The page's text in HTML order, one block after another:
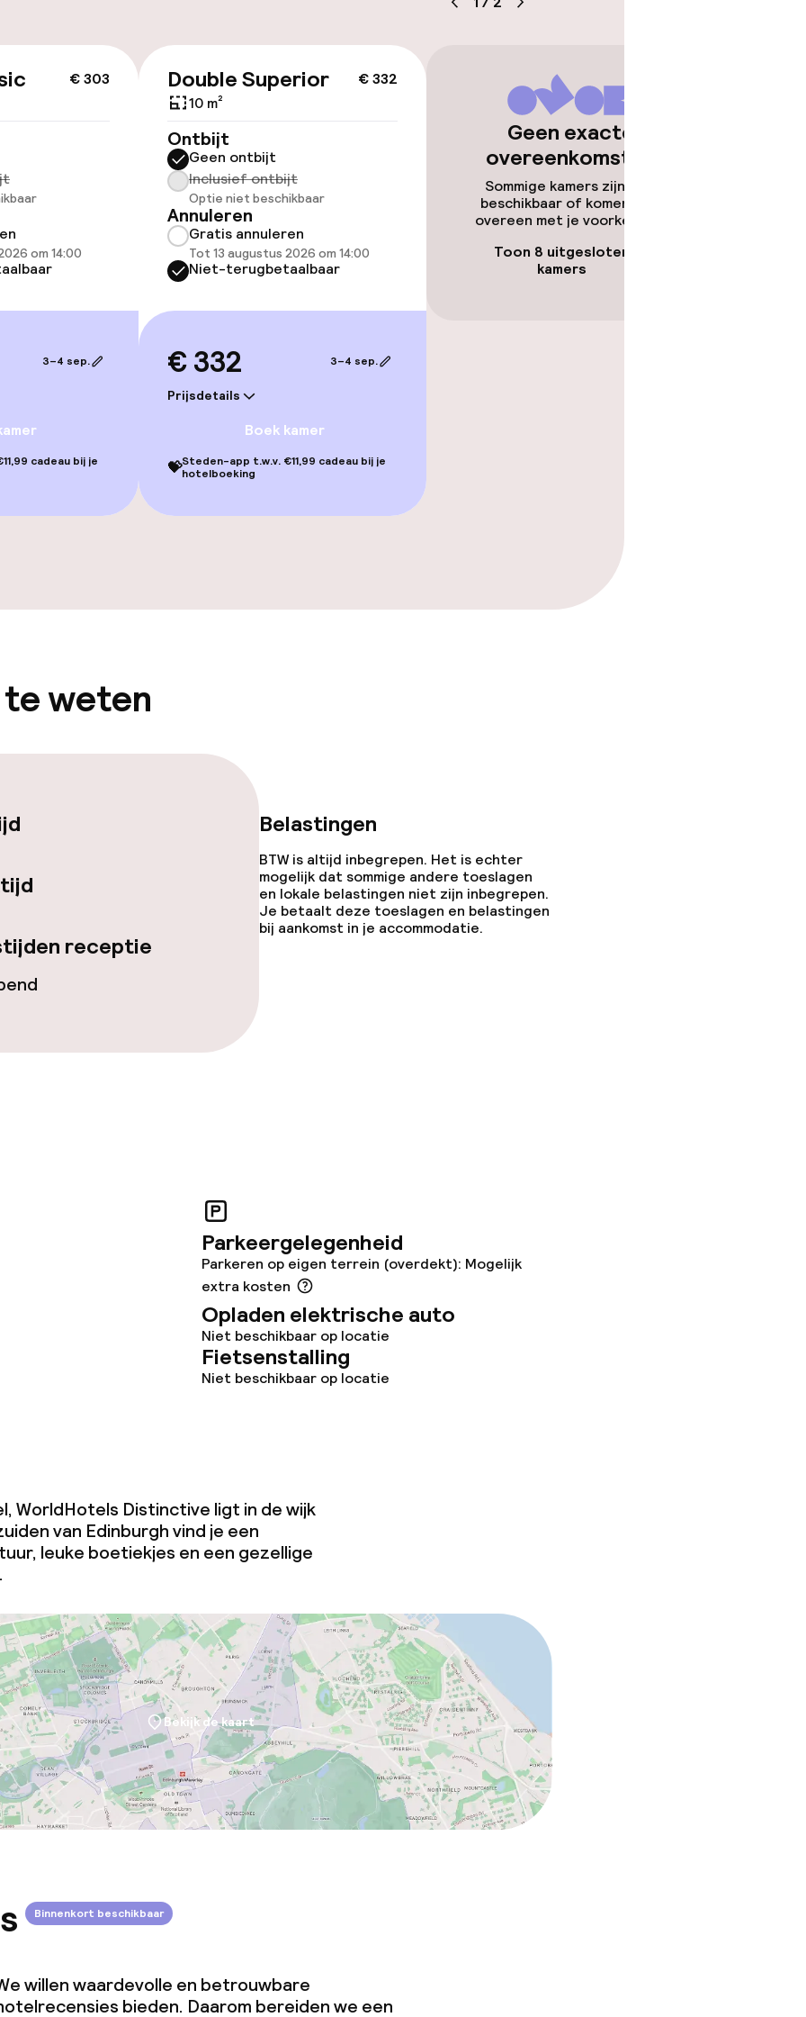
Voor toegankelijkheid
gym
Roomservice
€ 303
om 14:00
3–4 sep.
cadeau bij je
€ 332
Double Superior
10 m²
Ontbijt
Geen ontbijt
Inclusief ontbijt
Optie niet beschikbaar
Annuleren
Gratis annuleren
Tot 13 augustus 2026 om 14:00
Niet-terugbetaalbaar
€ 332
Prijsdetails
3–4 sep.
Boek kamer
💝Steden-app t.w.v. €11,99 cadeau bij je
hotelboeking
Geen exacte
overeenkomsten
Sommige kamers zijn niet
beschikbaar of komen niet
overeen met je voorkeuren.
Toon 8 uitgesloten
kamers
te weten
receptie
Belastingen
BTW is altijd inbegrepen. Het is echter
mogelijk dat sommige andere toeslagen
en lokale belastingen niet zijn inbegrepen.
Je betaalt deze toeslagen en belastingen
bij aankomst in je accommodatie.
Parkeergelegenheid
Parkeren op eigen terrein (overdekt): Mogelijk
extra kosten
Opladen elektrische auto
Niet beschikbaar op locatie
Fietsenstalling
Niet beschikbaar op locatie
WorldHotels Distinctive ligt in de wijk
van Edinburgh vind je een
leuke boetiekjes en een gezellige
Bekijk de kaart
Binnenkort beschikbaar
willen waardevolle en betrouwbare
bieden. Daarom bereiden we een